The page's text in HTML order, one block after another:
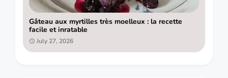
Gâteau aux myrtilles très moelleux : la recette
facile et inratable
July 27, 2026